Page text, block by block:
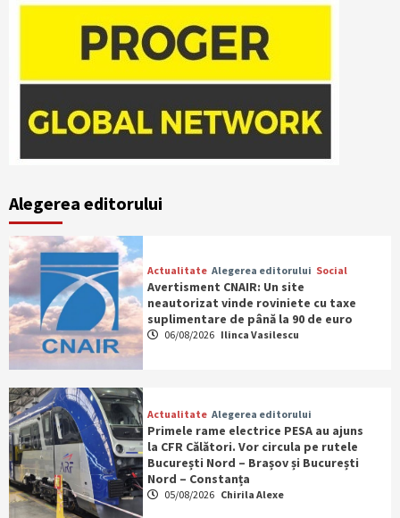
Alegerea editorului
Actualitate Alegerea editorului Social
Avertisment CNAIR: Un site
neautorizat vinde roviniete cu taxe
suplimentare de până la 90 de euro
06/08/2026 Ilinca Vasilescu
Actualitate Alegerea editorului
Primele rame electrice PESA au ajuns
la CFR Călători. Vor circula pe rutele
București Nord – Brașov și București
Nord – Constanța
05/08/2026 Chirila Alexe